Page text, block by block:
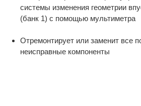
системы изменения геометрии
(банк 1) с помощью мультиметра
Отремонтирует или заменит все
неисправные компоненты